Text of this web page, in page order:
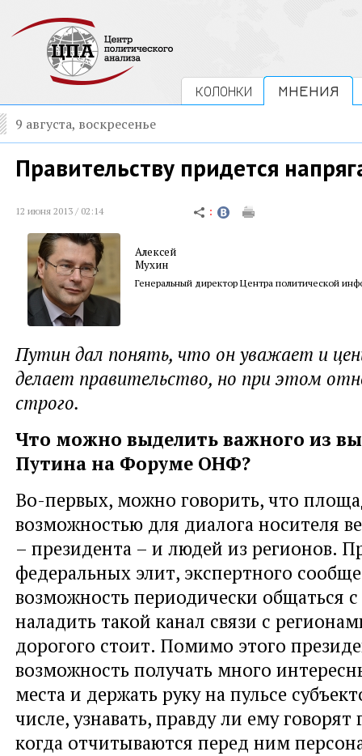
КОЛОНКИ МНЕНИЯ
9 августа, воскресенье
Правительству придется
12 июня 2013 / 02:14
Алексей
Мухин
Генеральный директор Центра политической
Путин дал понять, что он уважает и
делает правительство, но при этом
строго.
Что можно выделить важного из
Путина на Форуме ОНФ?
Во-первых, можно говорить, что
возможностью для диалога носителя
– президента – и людей из регионов.
федеральных элит, экспертного
возможность периодически общаться
наладить такой канал связи с
дорогого стоит. Помимо этого
возможность получать много
места и держать руку на пульсе
числе, узнавать, правду ли ему говорят
когда отчитываются перед ним